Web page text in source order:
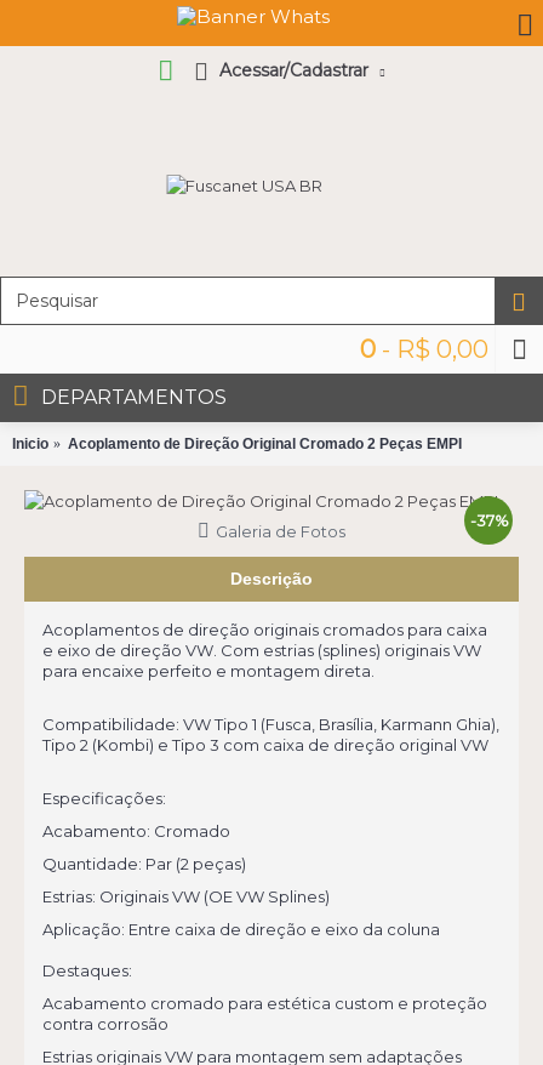
Acessar/Cadastrar
0 - R$ 0,00
DEPARTAMENTOS
Inicio Acoplamento de Direção Original Cromado 2 Peças EMPI
-37%
Galeria de Fotos
Descrição
Acoplamentos de direção originais cromados para caixa
e eixo de direção VW. Com estrias (splines) originais VW
para encaixe perfeito e montagem direta.
Compatibilidade: VW Tipo 1 (Fusca, Brasília, Karmann Ghia),
Tipo 2 (Kombi) e Tipo 3 com caixa de direção original VW
Especificações:
Acabamento: Cromado
Quantidade: Par (2 peças)
Estrias: Originais VW (OE VW Splines)
Aplicação: Entre caixa de direção e eixo da coluna
Destaques:
Acabamento cromado para estética custom e proteção
contra corrosão
Estrias originais VW para montagem sem adaptações